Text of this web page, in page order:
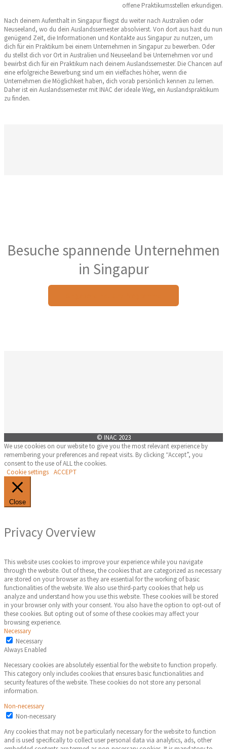
offene Praktikumsstellen erkundigen.
Nach deinem Aufenthalt in Singapur fliegst du weiter nach Australien oder
Neuseeland, wo du dein Auslandssemester absolvierst. Von dort aus hast du nun
genügend Zeit, die Informationen und Kontakte aus Singapur zu nutzen, um
dich für ein Praktikum bei einem Unternehmen in Singapur zu bewerben. Oder
du stellst dich vor Ort in Australien und Neuseeland bei Unternehmen vor und
bewirbst dich für ein Praktikum nach deinem Auslandssemester. Die Chancen auf
eine erfolgreiche Bewerbung sind um ein vielfaches höher, wenn die
Unternehmen die Möglichkeit haben, dich vorab persönlich kennen zu lernen.
Daher ist ein Auslandssemester mit INAC der ideale Weg, ein Auslandspraktikum
zu finden.
Besuche spannende Unternehmen
in Singapur
© INAC 2023
We use cookies on our website to give you the most relevant experience by
remembering your preferences and repeat visits. By clicking “Accept”, you
consent to the use of ALL the cookies.
Cookie settings ACCEPT
Close
Privacy Overview
This website uses cookies to improve your experience while you navigate
through the website. Out of these, the cookies that are categorized as necessary
are stored on your browser as they are essential for the working of basic
functionalities of the website. We also use third-party cookies that help us
analyze and understand how you use this website. These cookies will be stored
in your browser only with your consent. You also have the option to opt-out of
these cookies. But opting out of some of these cookies may affect your
browsing experience.
Necessary
Necessary
Always Enabled
Necessary cookies are absolutely essential for the website to function properly.
This category only includes cookies that ensures basic functionalities and
security features of the website. These cookies do not store any personal
information.
Non-necessary
Non-necessary
Any cookies that may not be particularly necessary for the website to function
and is used specifically to collect user personal data via analytics, ads, other